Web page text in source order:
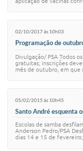
02/10/2017 às 10h03
Programação de
Divulgação/ PSA Todos
gratuitas; inscrições
mês de outubro, em que
05/02/2015 às 10h45
Santo André esquenta
Escolas de samba
Anderson Pedro/PSA
dias 14 e 15 de